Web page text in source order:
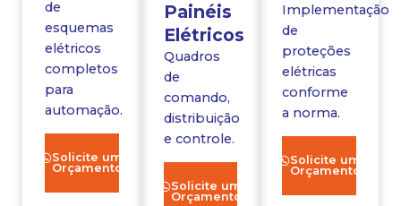
de
esquemas
elétricos
completos
para
automação.
Solicite um
Orçamento
Painéis
Elétricos
Quadros
de
comando,
distribuição
e controle.
Solicite um
Orçamento
Implementação
de
proteções
elétricas
conforme
a norma.
Solicite um
Orçamento